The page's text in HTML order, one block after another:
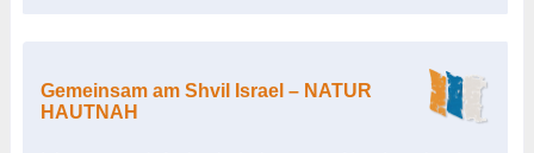
Gemeinsam am Shvil Israel – NATUR
HAUTNAH